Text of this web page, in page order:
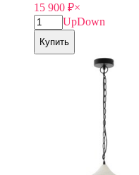
15 900 ₽×
UpDown
Купить